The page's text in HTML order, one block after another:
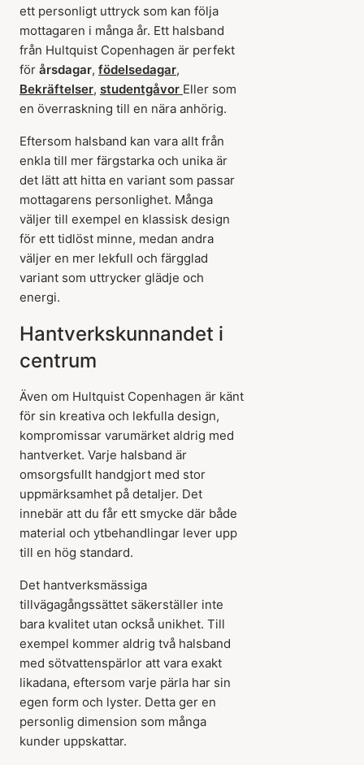
ett personligt uttryck som kan följa
mottagaren i många år. Ett halsband
från Hultquist Copenhagen är perfekt
för årsdagar, födelsedagar,
Bekräftelser, studentgåvor Eller som
en överraskning till en nära anhörig.
Eftersom halsband kan vara allt från
enkla till mer färgstarka och unika är
det lätt att hitta en variant som passar
mottagarens personlighet. Många
väljer till exempel en klassisk design
för ett tidlöst minne, medan andra
väljer en mer lekfull och färgglad
variant som uttrycker glädje och
energi.
Hantverkskunnandet i
centrum
Även om Hultquist Copenhagen är känt
för sin kreativa och lekfulla design,
kompromissar varumärket aldrig med
hantverket. Varje halsband är
omsorgsfullt handgjort med stor
uppmärksamhet på detaljer. Det
innebär att du får ett smycke där både
material och ytbehandlingar lever upp
till en hög standard.
Det hantverksmässiga
tillvägagångssättet säkerställer inte
bara kvalitet utan också unikhet. Till
exempel kommer aldrig två halsband
med sötvattenspärlor att vara exakt
likadana, eftersom varje pärla har sin
egen form och lyster. Detta ger en
personlig dimension som många
kunder uppskattar.